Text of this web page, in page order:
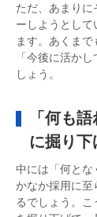
ただ、あまりに
ーしようとして
ます。あくま
「今後に活か
しょう。
「何も
に掘り下
中には「何とな
かなか採用に至
るでしょう。こ